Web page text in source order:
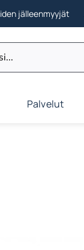
jälleenmyyjät
Palvelut